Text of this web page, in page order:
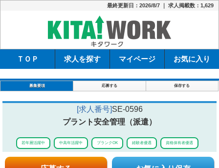
最終更新日：2026/8/7 ｜ 求人掲載数：1,629
ＴＯＰ 求人を探す マイページ お気に入り
募集要項 応募する 保存する
[求人番号]SE-0596
プラント安全管理（派遣）
若年層活躍中 中高年活躍中 ブランクOK 経験者優遇 資格保有者優遇